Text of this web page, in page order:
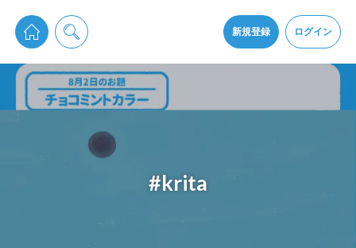
新規登録 ログイン
pixiv Sketchは2024年5月28日付で プライパシーポリシーを改定しました。
通知を受け取るにはここをクリックします
pixiv Sketchアプリでさらに快適に！
アプリをインストール
#krita